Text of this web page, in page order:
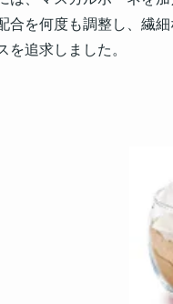
合を何度も調整し、繊
を追求しました。